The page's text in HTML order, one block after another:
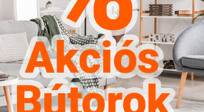
Étkezőgarnitúra Dallas
2749 (Krém Fekete)
4.567Ft
Ugrás a
boltba
Részletek
1448
4.567Ft
Ugrás
boltba